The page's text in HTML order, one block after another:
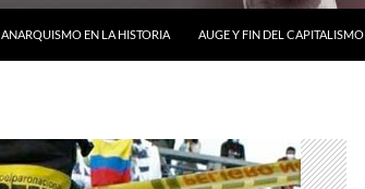
ANARQUISMO EN LA HISTORIA AUGE Y FIN DEL CAPITALISMO